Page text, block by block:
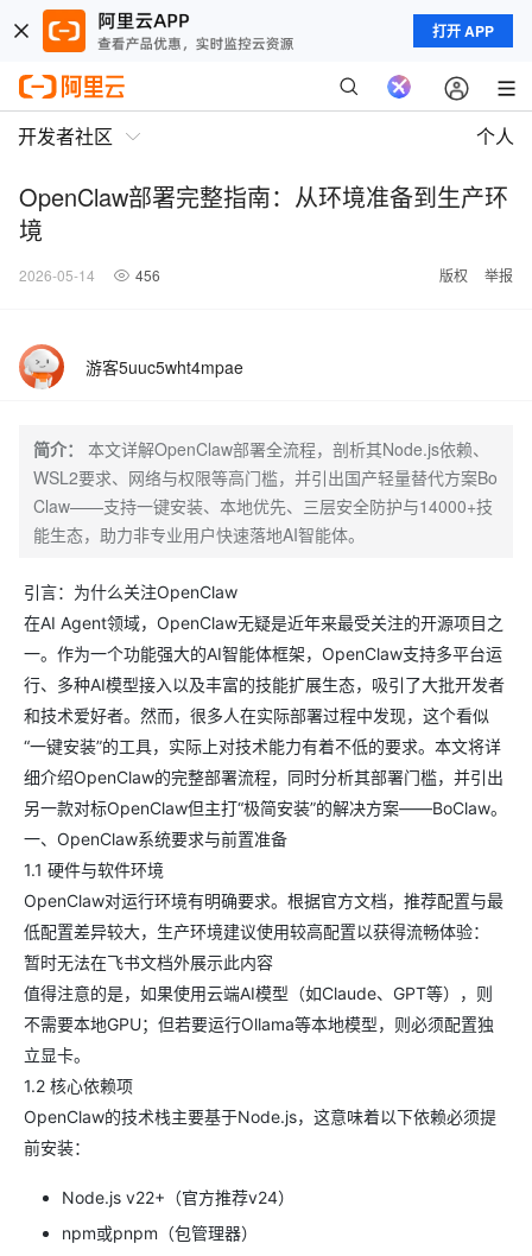
打开 APP
开发者社区 个人
OpenClaw部署完整指南：从环境准备到生产环
境
2026-05-14 456 版权 举报
游客5uuc5wht4mpae
简介：
本文详解OpenClaw部署全流程，剖析其Node.js依赖、
WSL2要求、网络与权限等高门槛，并引出国产轻量替代方案Bo
Claw——支持一键安装、本地优先、三层安全防护与14000+技
能生态，助力非专业用户快速落地AI智能体。
引言：为什么关注OpenClaw
在AI Agent领域，OpenClaw无疑是近年来最受关注的开源项目之
一。作为一个功能强大的AI智能体框架，OpenClaw支持多平台运
行、多种AI模型接入以及丰富的技能扩展生态，吸引了大批开发者
和技术爱好者。然而，很多人在实际部署过程中发现，这个看似
“一键安装”的工具，实际上对技术能力有着不低的要求。本文将详
细介绍OpenClaw的完整部署流程，同时分析其部署门槛，并引出
另一款对标OpenClaw但主打“极简安装”的解决方案——BoClaw。
一、OpenClaw系统要求与前置准备
1.1 硬件与软件环境
OpenClaw对运行环境有明确要求。根据官方文档，推荐配置与最
低配置差异较大，生产环境建议使用较高配置以获得流畅体验：
暂时无法在飞书文档外展示此内容
值得注意的是，如果使用云端AI模型（如Claude、GPT等），则
不需要本地GPU；但若要运行Ollama等本地模型，则必须配置独
立显卡。
1.2 核心依赖项
OpenClaw的技术栈主要基于Node.js，这意味着以下依赖必须提
前安装：
Node.js v22+（官方推荐v24）
npm或pnpm（包管理器）